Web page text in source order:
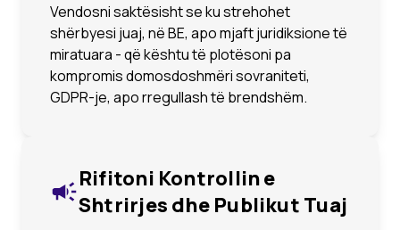
Vendosni saktësisht se ku strehohet
shërbyesi juaj, në BE, apo mjaft juridiksione të
miratuara - që kështu të plotësoni pa
kompromis domosdoshmëri sovraniteti,
GDPR-je, apo rregullash të brendshëm.
Rifitoni Kontrollin e
Shtrirjes dhe Publikut Tuaj